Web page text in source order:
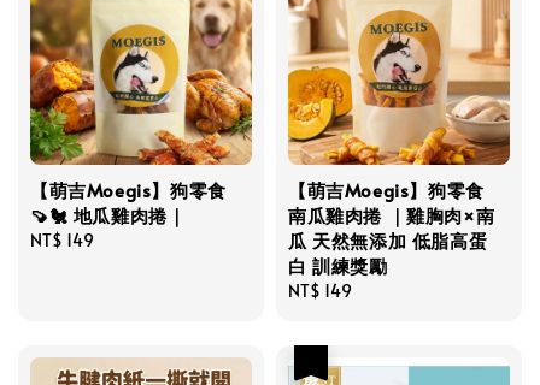
【萌吉Moegis】狗零食
🍠🐔 地瓜雞肉捲｜
Regular
NT$ 149
【萌吉Moegis】狗零食
南瓜雞肉捲 ｜雞胸肉×南
瓜 天然無添加 低脂高蛋
白 訓練獎勵
Regular
NT$ 149